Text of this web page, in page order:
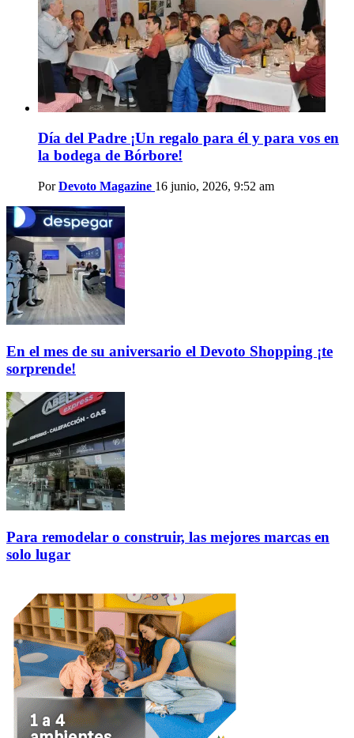
Día del Padre ¡Un regalo para él y para vos en
la bodega de Bórbore!
Por Devoto Magazine 16 junio, 2026, 9:52 am
En el mes de su aniversario el Devoto Shopping ¡te
sorprende!
Para remodelar o construir, las mejores marcas en
solo lugar